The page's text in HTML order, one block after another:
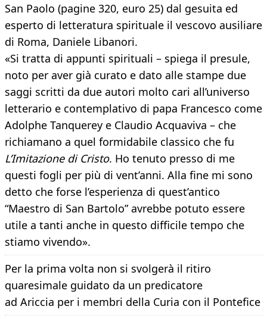
San Paolo (pagine 320, euro 25) dal gesuita ed
esperto di letteratura spirituale il vescovo ausiliare
di Roma, Daniele Libanori.
«Si tratta di appunti spirituali – spiega il presule,
noto per aver già curato e dato alle stampe due
saggi scritti da due autori molto cari all’universo
letterario e contemplativo di papa Francesco come
Adolphe Tanquerey e Claudio Acquaviva – che
richiamano a quel formidabile classico che fu
L’Imitazione di Cristo. Ho tenuto presso di me
questi fogli per più di vent’anni. Alla fine mi sono
detto che forse l’esperienza di quest’antico
“Maestro di San Bartolo” avrebbe potuto essere
utile a tanti anche in questo difficile tempo che
stiamo vivendo».
Per la prima volta non si svolgerà il ritiro
quaresimale guidato da un predicatore
ad Ariccia per i membri della Curia con il Pontefice